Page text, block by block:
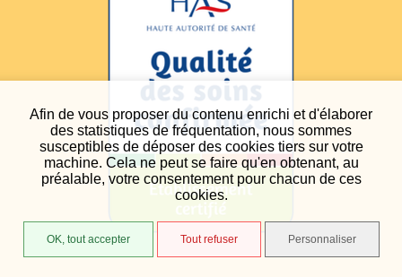
Afin de vous proposer du contenu enrichi et d'élaborer
des statistiques de fréquentation, nous sommes
susceptibles de déposer des cookies tiers sur votre
machine. Cela ne peut se faire qu'en obtenant, au
préalable, votre consentement pour chacun de ces
cookies.
OK, tout accepter Tout refuser Personnaliser